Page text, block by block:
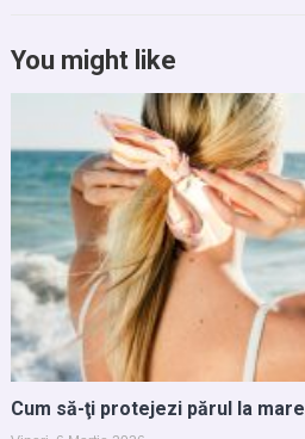
You might like
Cum să-ţi protejezi părul la mare